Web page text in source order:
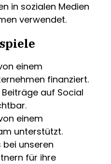
in sozialen Medien
verwendet.
einem
finanziert.
auf Social
einem
unterstützt.
bei unseren
für ihre